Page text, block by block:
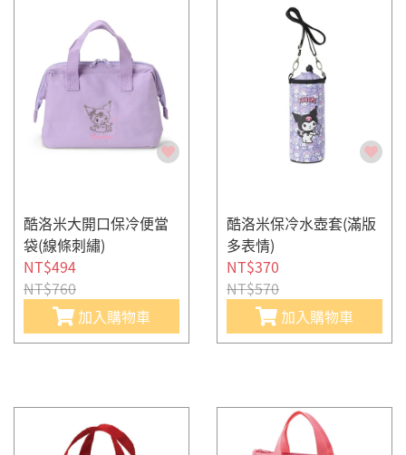
酷洛米大開口保冷便當
袋(線條刺繡)
NT$494
NT$760
加入購物車
酷洛米保冷水壺套(滿版
多表情)
NT$370
NT$570
加入購物車